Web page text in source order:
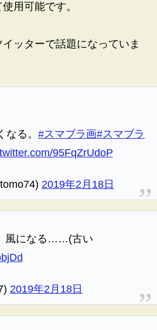
用可能です。
ッターで話題になっていま
る。 #スマブラ画#スマブラ
95FqZrUdoP
2019年2月18日
風になる……(古い
2019年2月18日